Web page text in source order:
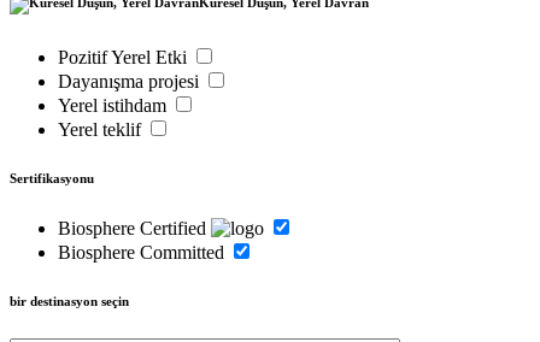
Pozitif Yerel Etki
Dayanışma projesi
Yerel istihdam
Yerel teklif
Sertifikasyonu
Biosphere Certified
Biosphere Committed
bir destinasyon seçin